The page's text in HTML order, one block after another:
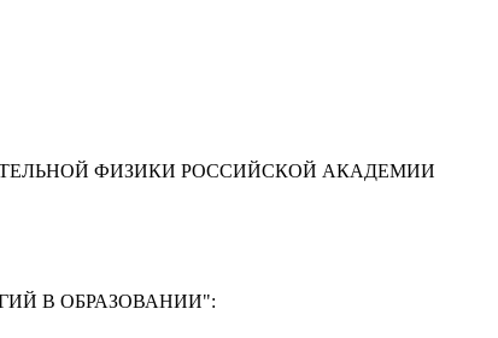
ФИЗИКИ РОССИЙСКОЙ АКАДЕМИИ
В ОБРАЗОВАНИИ":